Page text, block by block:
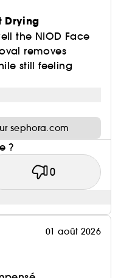
Drying
the NIOD Face
removes
still feeling
sephora.com
?
0
01 août 2026